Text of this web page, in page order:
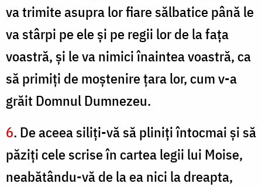
va trimite asupra lor fiare sălbatice până le
va stârpi pe ele şi pe regii lor de la faţa
voastră, şi le va nimici înaintea voastră, ca
să primiţi de moştenire ţara lor, cum v-a
grăit Domnul Dumnezeu.
6. De aceea siliţi-vă să pliniţi întocmai şi să
păziţi cele scrise în cartea legii lui Moise,
neabătându-vă de la ea nici la dreapta,